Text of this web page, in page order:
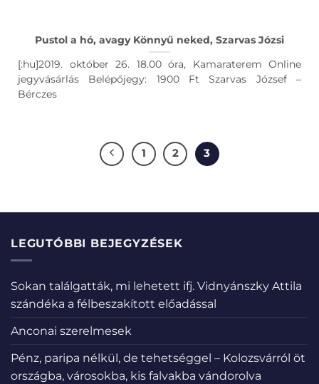
Pustol a hó, avagy Könnyű neked, Szarvas Józsi
[:hu]2019. október 26. 18.00 óra, Kamaraterem Online
jegyvásárlás Belépőjegy: 1900 Ft Szarvas József –
Bérczes
1 2 3
LEGUTÓBBI BEJEGYZÉSEK
Sokan találgatták, mi lehetett ifj. Vidnyánszky Attila
szándéka a félbeszakított előadással
Anconai szerelmesek
Pénz, paripa nélkül, de tehetséggel – Kolozsvárról öt
országba, városokba, kis falvakba vándorolva